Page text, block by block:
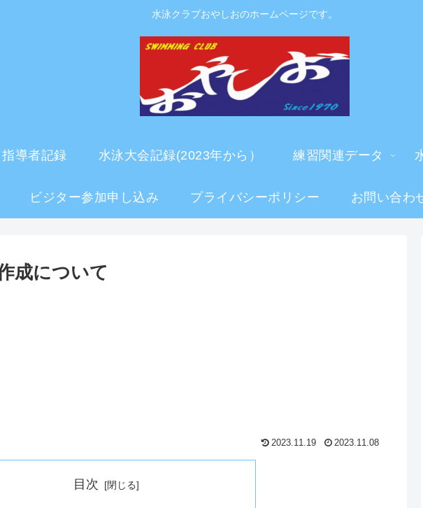
水泳クラブおやしおのホームページです。
指導者記録 水泳大会記録(2023年から） 練習関連データ
ビジター参加申し込み プライバシーポリシー お問い合わ
成について
2023.11.19 2023.11.08
目次